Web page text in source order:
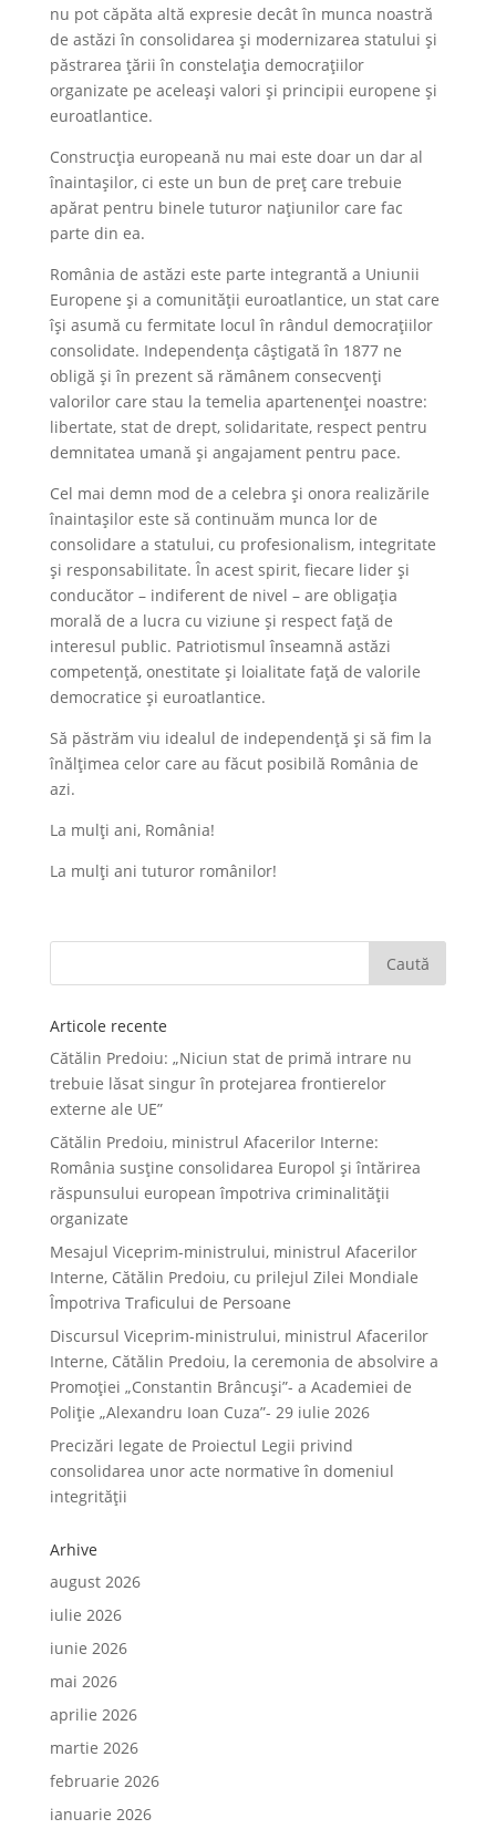
nu pot căpăta altă expresie decât în munca noastră
de astăzi în consolidarea și modernizarea statului și
păstrarea țării în constelația democrațiilor
organizate pe aceleași valori și principii europene și
euroatlantice.
Construcția europeană nu mai este doar un dar al
înaintașilor, ci este un bun de preț care trebuie
apărat pentru binele tuturor națiunilor care fac
parte din ea.
România de astăzi este parte integrantă a Uniunii
Europene și a comunității euroatlantice, un stat care
își asumă cu fermitate locul în rândul democrațiilor
consolidate. Independența câștigată în 1877 ne
obligă și în prezent să rămânem consecvenți
valorilor care stau la temelia apartenenței noastre:
libertate, stat de drept, solidaritate, respect pentru
demnitatea umană și angajament pentru pace.
Cel mai demn mod de a celebra și onora realizările
înaintașilor este să continuăm munca lor de
consolidare a statului, cu profesionalism, integritate
și responsabilitate. În acest spirit, fiecare lider și
conducător – indiferent de nivel – are obligația
morală de a lucra cu viziune și respect față de
interesul public. Patriotismul înseamnă astăzi
competență, onestitate și loialitate față de valorile
democratice și euroatlantice.
Să păstrăm viu idealul de independență și să fim la
înălțimea celor care au făcut posibilă România de
azi.
La mulți ani, România!
La mulți ani tuturor românilor!
Articole recente
Cătălin Predoiu: „Niciun stat de primă intrare nu
trebuie lăsat singur în protejarea frontierelor
externe ale UE”
Cătălin Predoiu, ministrul Afacerilor Interne:
România susține consolidarea Europol și întărirea
răspunsului european împotriva criminalității
organizate
Mesajul Viceprim-ministrului, ministrul Afacerilor
Interne, Cătălin Predoiu, cu prilejul Zilei Mondiale
Împotriva Traficului de Persoane
Discursul Viceprim-ministrului, ministrul Afacerilor
Interne, Cătălin Predoiu, la ceremonia de absolvire a
Promoției „Constantin Brâncuși”- a Academiei de
Poliție „Alexandru Ioan Cuza”- 29 iulie 2026
Precizări legate de Proiectul Legii privind
consolidarea unor acte normative în domeniul
integrității
Arhive
august 2026
iulie 2026
iunie 2026
mai 2026
aprilie 2026
martie 2026
februarie 2026
ianuarie 2026